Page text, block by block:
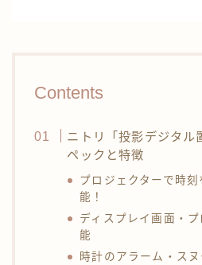
Contents
ニトリ「投影デジタル
ペックと特徴
プロジェクターで時刻
能！
ディスプレイ画面・
能
時計のアラーム・ス